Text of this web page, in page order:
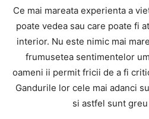
Ce mai mareata experienta a
poate vedea sau care poate fi
interior. Nu este nimic mai
frumusetea sentimentelor
oameni ii permit fricii de a fi
Gandurile lor cele mai adanci
si astfel sunt